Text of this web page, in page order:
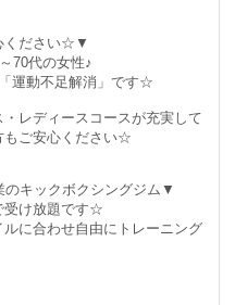
ください☆▼
70代の女性♪
運動不足解消」です☆
レディースコースが充実して
もご安心ください☆
キックボクシングジム▼
受け放題です☆
に合わせ自由にトレーニング